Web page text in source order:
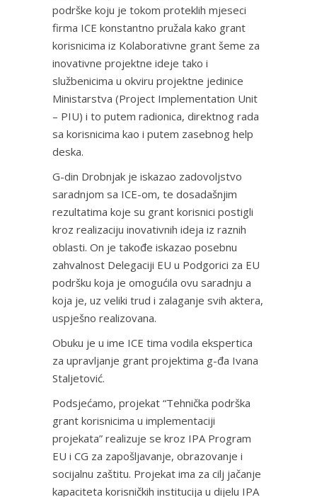
podrške koju je tokom proteklih mjeseci
firma ICE konstantno pružala kako grant
korisnicima iz Kolaborativne grant šeme za
inovativne projektne ideje tako i
službenicima u okviru projektne jedinice
Ministarstva (Project Implementation Unit
– PIU) i to putem radionica, direktnog rada
sa korisnicima kao i putem zasebnog help
deska.
G-din Drobnjak je iskazao zadovoljstvo
saradnjom sa ICE-om, te dosadašnjim
rezultatima koje su grant korisnici postigli
kroz realizaciju inovativnih ideja iz raznih
oblasti. On je takođe iskazao posebnu
zahvalnost Delegaciji EU u Podgorici za EU
podršku koja je omogućila ovu saradnju a
koja je, uz veliki trud i zalaganje svih aktera,
uspješno realizovana.
Obuku je u ime ICE tima vodila ekspertica
za upravljanje grant projektima g-đa Ivana
Staljetović.
Podsjećamo, projekat “Tehnička podrška
grant korisnicima u implementaciji
projekata” realizuje se kroz IPA Program
EU i CG za zapošljavanje, obrazovanje i
socijalnu zaštitu. Projekat ima za cilj jačanje
kapaciteta korisničkih institucija u dijelu IPA